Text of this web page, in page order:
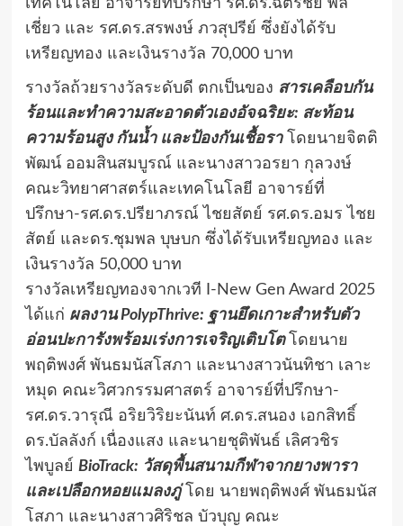
เทคโนโลยี อาจารย์ที่ปรึกษา รศ.ดร.ฉัตรชัย พล
เชี่ยว และ รศ.ดร.สรพงษ์ ภวสุปรีย์ ซึ่งยังได้รับ
เหรียญทอง และเงินรางวัล 70,000 บาท
รางวัลถ้วยรางวัลระดับดี ตกเป็นของ สารเคลือบกัน
ร้อนและทำความสะอาดตัวเองอัจฉริยะ: สะท้อน
ความร้อนสูง กันน้ำ และป้องกันเชื้อราโดยนายจิตติ
พัฒน์ ออมสินสมบูรณ์ และนางสาวอรยา กุลวงษ์
คณะวิทยาศาสตร์และเทคโนโลยี อาจารย์ที่
ปรึกษา-รศ.ดร.ปรียาภรณ์ ไชยสัตย์ รศ.ดร.อมร ไชย
สัตย์ และดร.ชุมพล บุษบก ซึ่งได้รับเหรียญทอง และ
เงินรางวัล 50,000 บาท
รางวัลเหรียญทองจากเวที I-New Gen Award 2025
ได้แก่ ผลงานPolypThrive: ฐานยึดเกาะสําหรับตัว
อ่อนปะการังพร้อมเร่งการเจริญเติบโต โดยนาย
พฤติพงศ์ พันธมนัสโสภา และนางสาวนันทิชา เลาะ
หมุด คณะวิศวกรรมศาสตร์ อาจารย์ที่ปรึกษา-
รศ.ดร.วารุณี อริยวิริยะนันท์ ศ.ดร.สนอง เอกสิทธิ์
ดร.บัลลังก์ เนื่องแสง และนายชุติพันธ์ เลิศวชิร
ไพบูลย์ BioTrack: วัสดุพื้นสนามกีฬาจากยางพารา
และเปลือกหอยแมลงภู่โดย นายพฤติพงศ์ พันธมนัส
โสภา และนางสาวศิริชล บัวบุญ คณะ